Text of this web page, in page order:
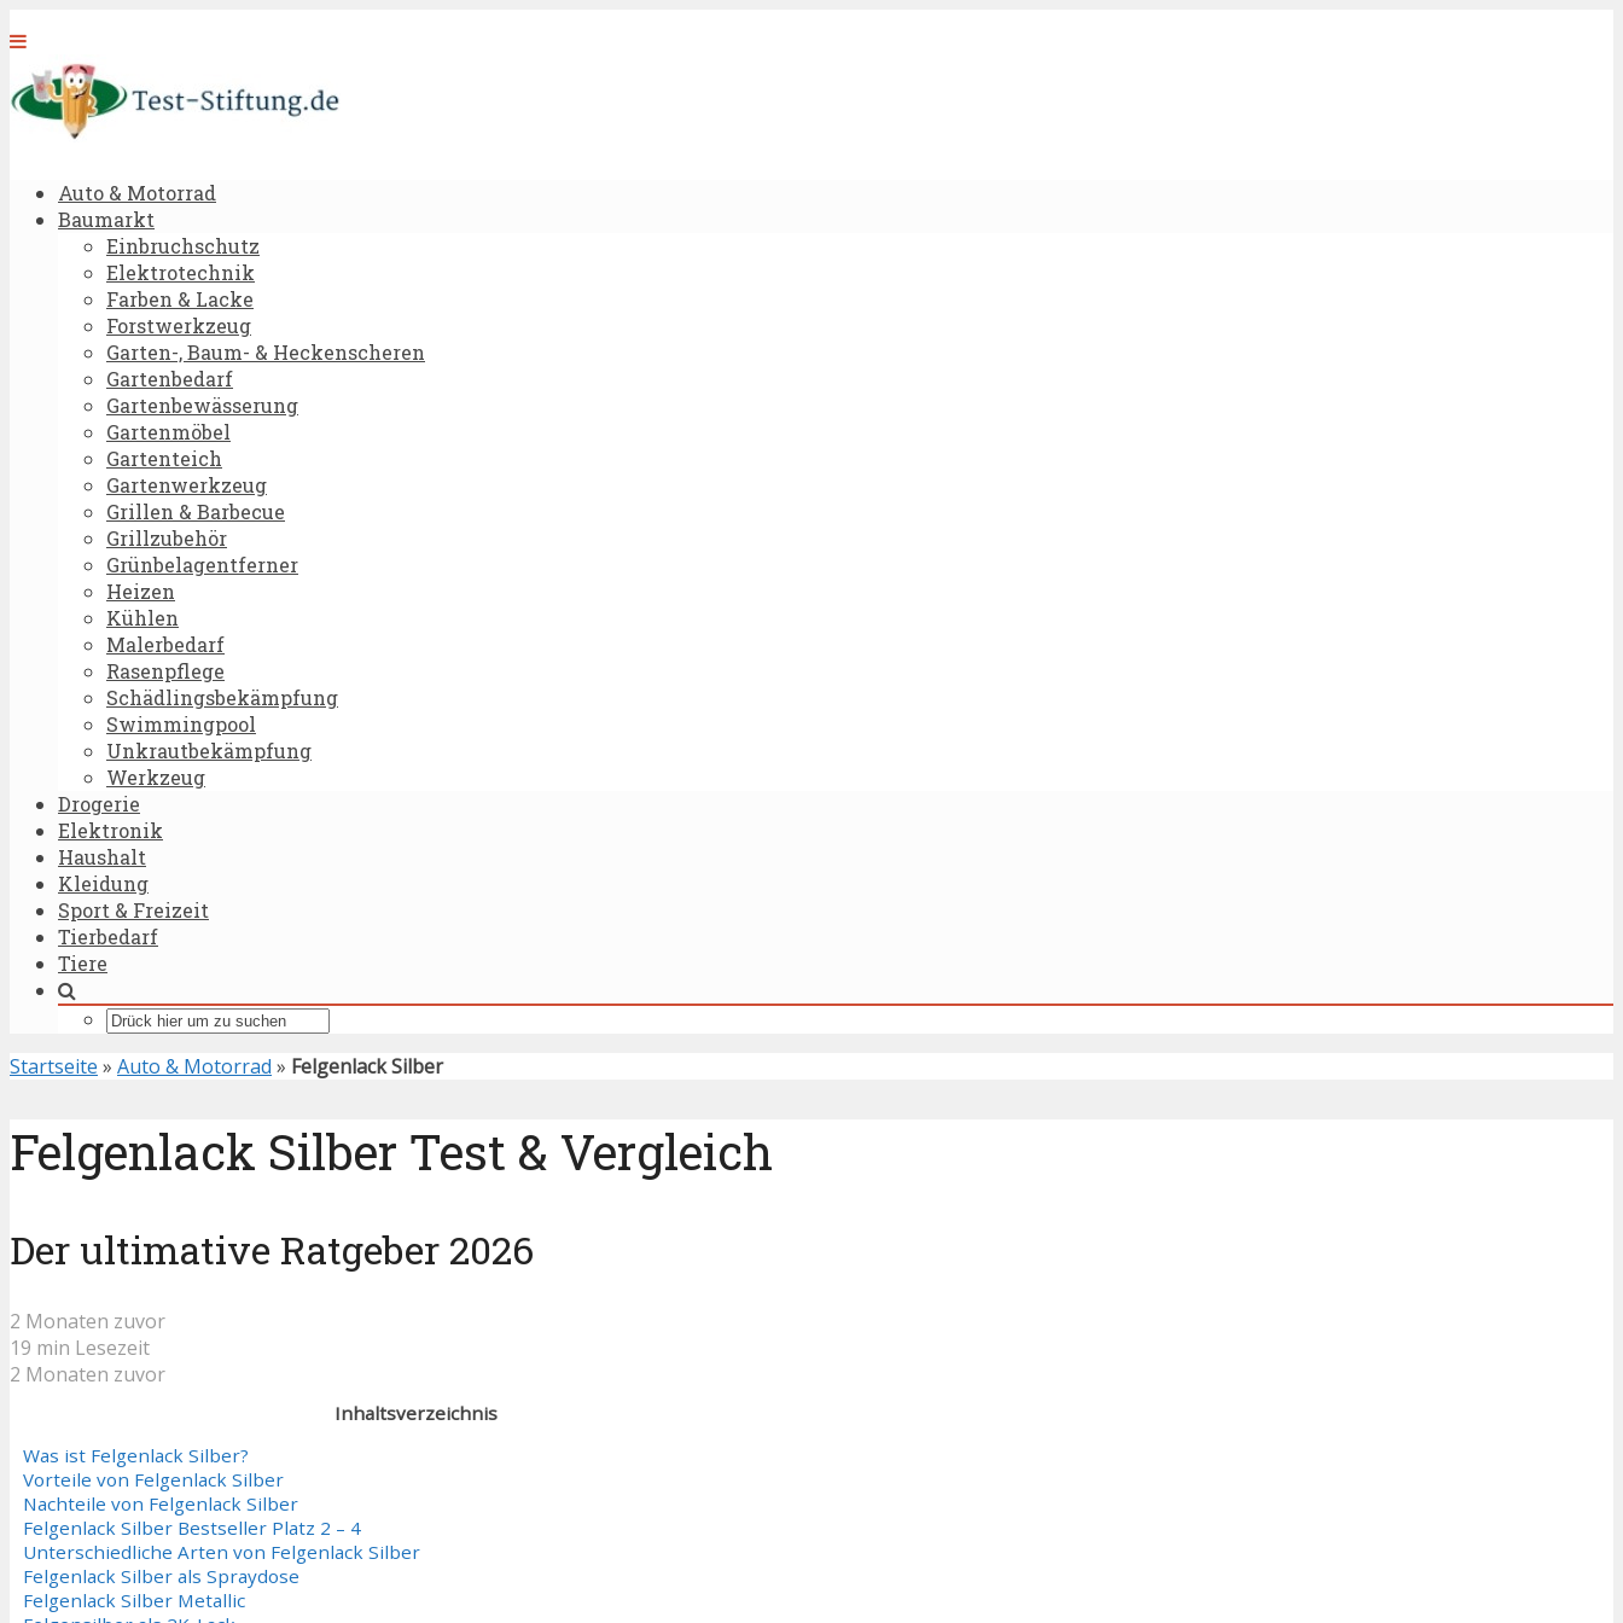
Auto & Motorrad
Baumarkt
Einbruchschutz
Elektrotechnik
Farben & Lacke
Forstwerkzeug
Garten-, Baum- & Heckenscheren
Gartenbedarf
Gartenbewässerung
Gartenmöbel
Gartenteich
Gartenwerkzeug
Grillen & Barbecue
Grillzubehör
Grünbelagentferner
Heizen
Kühlen
Malerbedarf
Rasenpflege
Schädlingsbekämpfung
Swimmingpool
Unkrautbekämpfung
Werkzeug
Drogerie
Elektronik
Haushalt
Kleidung
Sport & Freizeit
Tierbedarf
Tiere
Startseite » Auto & Motorrad » Felgenlack Silber
Felgenlack Silber Test & Vergleich
Der ultimative Ratgeber 2026
2 Monaten zuvor
19 min Lesezeit
2 Monaten zuvor
Inhaltsverzeichnis
Was ist Felgenlack Silber?
Vorteile von Felgenlack Silber
Nachteile von Felgenlack Silber
Felgenlack Silber Bestseller Platz 2 – 4
Unterschiedliche Arten von Felgenlack Silber
Felgenlack Silber als Spraydose
Felgenlack Silber Metallic